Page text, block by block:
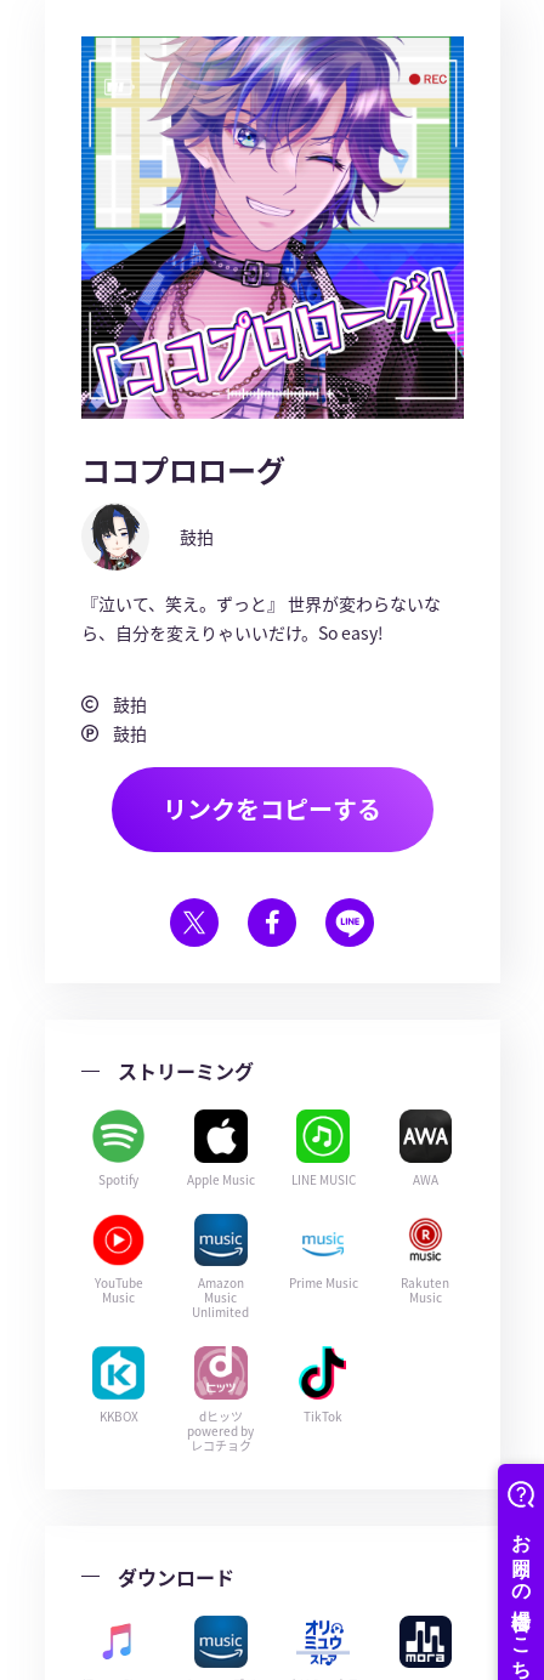
ココプロローグ
鼓拍
『泣いて、笑え。ずっと』 世界が変わらないな
ら、自分を変えりゃいいだけ。So easy!
鼓拍
鼓拍
リンクをコピーする
ストリーミング
Spotify Apple Music LINE MUSIC AWA
YouTube
Music
Amazon
Music
Unlimited
Prime Music
Rakuten
Music
KKBOX
dヒッツ
powered by
レコチョク
TikTok
ダウンロード